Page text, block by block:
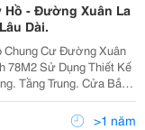
Hồ - Đường Xuân La
Dài.
78M2 Sử Dụng Thiết Kế
Giá Chào Bán: 6 Tỷ.
>1 năm